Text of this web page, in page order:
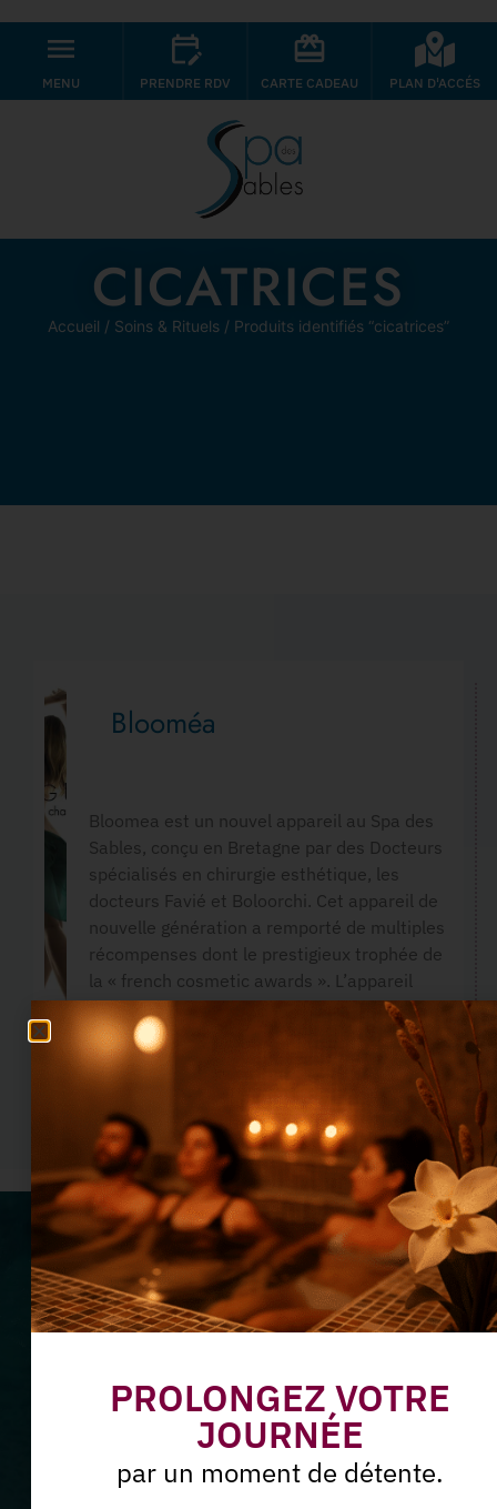
MENU PRENDRE RDV CARTE CADEAU PLAN D'ACCÉS
CICATRICES
Accueil / Soins & Rituels / Produits identifiés “cicatrices”
Blooméa
Bloomea est un nouvel appareil au Spa des
Sables, conçu en Bretagne par des Docteurs
spécialisés en chirurgie esthétique, les
docteurs Favié et Boloorchi. Cet appareil de
nouvelle génération a remporté de multiples
récompenses dont le prestigieux trophée de
la « french cosmetic awards ». L’appareil
Blooméa
En savoir plus
Ne manquez plus nos offres
du moment
Newsletter
PROLONGEZ VOTRE
JOURNÉE
par un moment de détente.